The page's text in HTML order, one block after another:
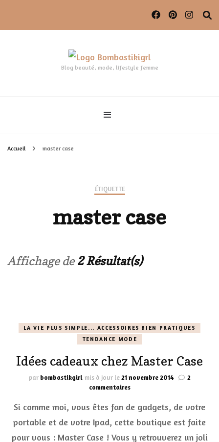
Blog beauté, mode, lifestyle femme
Accueil master case
ÉTIQUETTE
master case
Affichage de2 Résultat(s)
LA VIE PLUS SIMPLE... ACCESSOIRES BIEN PRATIQUES
TENDANCE MODE
Idées cadeaux chez Master Case
par bombastikgirl mis à jour le21 novembre 2014
2
commentairessur
cadeaux
Master
Case
Si comme moi, vous êtes fan de gadgets, de votre
portable et de votre Ipad, cette boutique est faite
pour vous : Master Case ! Vous y retrouverez un joli